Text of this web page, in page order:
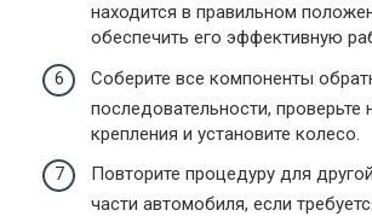
находится в правильном
обеспечить его эффективную
Соберите все компоненты
последовательности, проверьте
крепления и установите колесо.
Повторите процедуру для
части автомобиля, если